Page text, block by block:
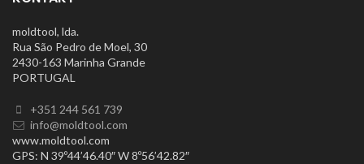
moldtool, lda.
Rua São Pedro de Moel, 30
2430-163 Marinha Grande
PORTUGAL
+351 244 561 739
info@moldtool.com
www.moldtool.com
GPS: N 39º44’46.40″ W 8º56’42.82″